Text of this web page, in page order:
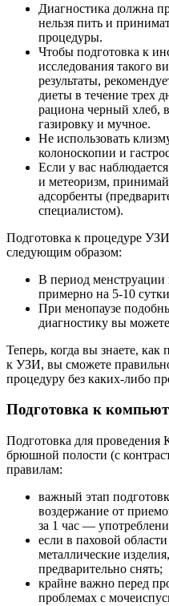
Диагностика должна
нельзя пить и
процедуры.
Чтобы подготовка к
исследования такого
результаты,
диеты в течение трех
рациона черный хлеб,
газировку и мучное.
Не использовать
колоноскопии и
Если у вас
и метеоризм,
адсорбенты
специалистом).
Подготовка к процедуре
следующим образом:
В период менструации
примерно на 5-10
При менопаузе
диагностику вы
Теперь, когда вы знаете, как
к УЗИ, вы сможете
процедуру без каких-либо
Подготовка к
Подготовка для проведения
брюшной полости (с
правилам:
важный этап
воздержание от
за 1 час —
если в паховой
металлические
предварительно снять;
крайне важно перед
проблемах с